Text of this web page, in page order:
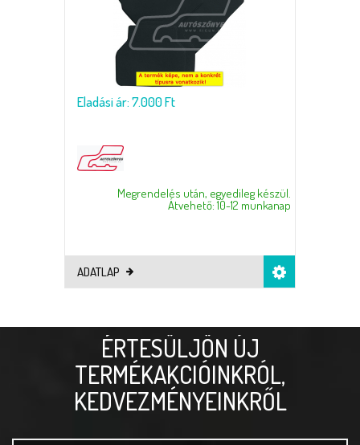
Eladási ár: 7.000 Ft
Megrendelés után, egyedileg készül.
Átvehető: 10-12 munkanap
ADATLAP
ÉRTESÜLJÖN ÚJ
TERMÉKAKCIÓINKRÓL,
KEDVEZMÉNYEINKRŐL